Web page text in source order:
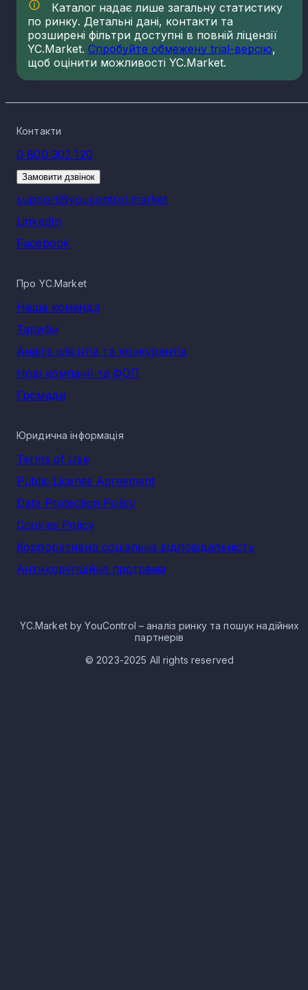
Каталог надає лише загальну статистику
по ринку. Детальні дані, контакти та
розширені фільтри доступні в повній ліцензії
YC.Market. Спробуйте обмежену trial-версію,
щоб оцінити можливості YC.Market.
Контакти
0 800 302 120
Замовити дзвінок
support@youcontrol.market
LinkedIn
Facebook
Про YC.Market
Наша команда
Тарифи
Аналіз клієнтів та конкурентів
Нові компанії та ФОП
Громади
Юридична інформація
Terms of Use
Public License Agreement
Data Protection Policy
Cookies Policy
Корпоративна соціальна відповідальність
Антикорупційна програма
YC.Market by YouControl – аналіз ринку та пошук надійних
партнерів
© 2023-2025 All rights reserved